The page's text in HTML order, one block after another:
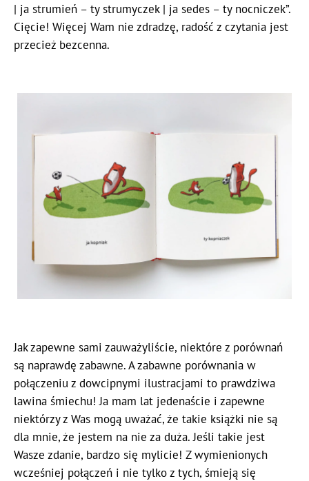
| ja strumień – ty strumyczek | ja sedes – ty nocniczek”.
Cięcie! Więcej Wam nie zdradzę, radość z czytania jest
przecież bezcenna.
Jak zapewne sami zauważyliście, niektóre z porównań
są naprawdę zabawne. A zabawne porównania w
połączeniu z dowcipnymi ilustracjami to prawdziwa
lawina śmiechu! Ja mam lat jedenaście i zapewne
niektórzy z Was mogą uważać, że takie książki nie są
dla mnie, że jestem na nie za duża. Jeśli takie jest
Wasze zdanie, bardzo się mylicie! Z wymienionych
wcześniej połączeń i nie tylko z tych, śmieją się